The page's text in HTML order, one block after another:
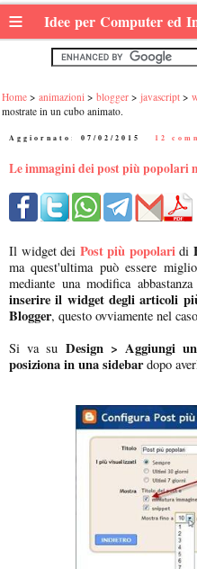
≡ Idee per Computer ed
Home animazioni blogger javascript
mostrate in un cubo animato.
Aggiornato: 07/02/2015 12
Le immagini dei post più popolari
Il widget dei Post più popolaridi
ma quest'ultima può essere
mediante una modifica
inserire il widget degli articoli
Blogger, questo ovviamente nel
Si va su Design > Aggiungi
posiziona in una sidebardopo